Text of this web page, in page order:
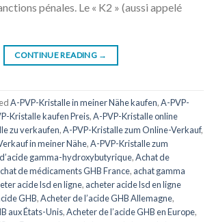
pénales. Le « K2 » (aussi appelé
CONTINUE READING →
A-PVP-Kristalle in meiner Nähe kaufen,A-PVP-
Kristalle kaufen Preis,A-PVP-Kristalle online
zu verkaufen,A-PVP-Kristalle zum Online-Verkauf,
in meiner Nähe,A-PVP-Kristalle zum
gamma-hydroxybutyrique,Achat de
de médicaments GHB France, achat gamma
acide lsd en ligne, acheter acide lsd en ligne
GHB,Acheter de l’acide GHB Allemagne,
aux États-Unis,Acheter de l’acide GHB en Europe,